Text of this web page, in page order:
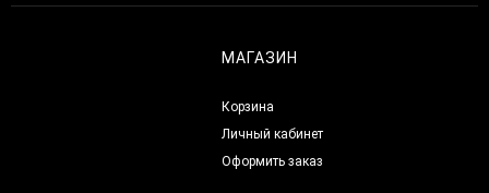
МАГАЗИН
Корзина
Личный кабинет
Оформить заказ